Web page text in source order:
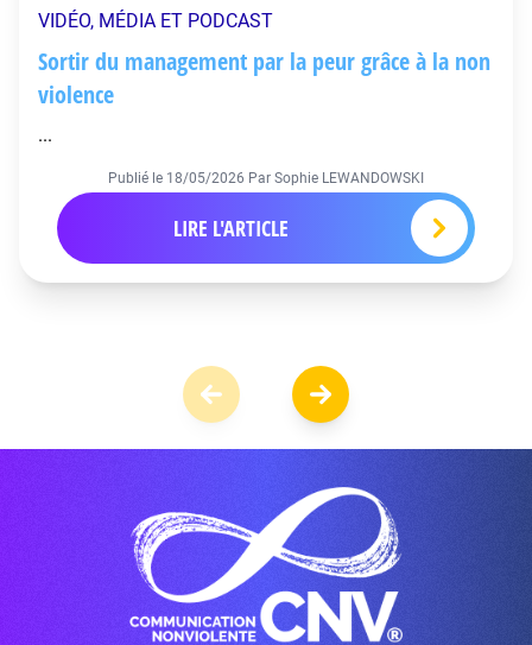
VIDÉO, MÉDIA ET PODCAST
Sortir du management par la peur grâce à la non
violence
...
Publié le 18/05/2026 Par Sophie LEWANDOWSKI
LIRE L'ARTICLE